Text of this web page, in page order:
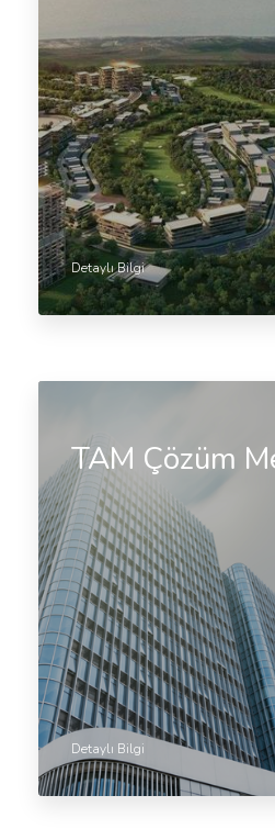
Detaylı Bilgi
TAM Çözüm
Detaylı Bilgi